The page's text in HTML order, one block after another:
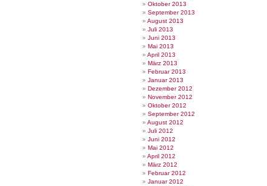
Oktober 2013
September 2013
August 2013
Juli 2013
Juni 2013
Mai 2013
April 2013
März 2013
Februar 2013
Januar 2013
Dezember 2012
November 2012
Oktober 2012
September 2012
August 2012
Juli 2012
Juni 2012
Mai 2012
April 2012
März 2012
Februar 2012
Januar 2012